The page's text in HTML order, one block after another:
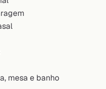
mesa e banho